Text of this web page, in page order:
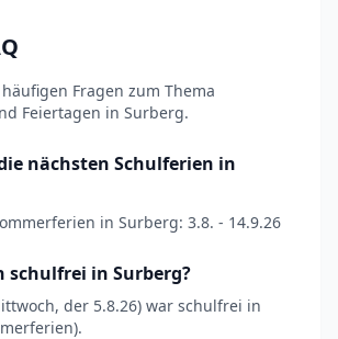
Fragen zum Thema
Feiertagen in Surberg.
nächsten Schulferien in
in Surberg: 3.8. - 14.9.26
schulfrei in Surberg?
der 5.8.26) war schulfrei in